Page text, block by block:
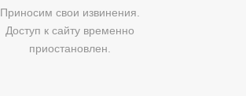
Приносим свои извинения.
Доступ к сайту временно
приостановлен.